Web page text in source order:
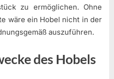
zu ermöglichen. Ohne
wäre ein Hobel nicht in der
auszuführen.
des Hobels